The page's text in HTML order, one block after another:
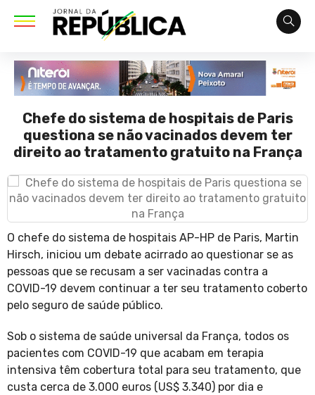
Chefe do sistema de hospitais de Paris
questiona se não vacinados devem ter
direito ao tratamento gratuito na França
O chefe do sistema de hospitais AP-HP de Paris, Martin
Hirsch, iniciou um debate acirrado ao questionar se as
pessoas que se recusam a ser vacinadas contra a
COVID-19 devem continuar a ter seu tratamento coberto
pelo seguro de saúde público.
Sob o sistema de saúde universal da França, todos os
pacientes com COVID-19 que acabam em terapia
intensiva têm cobertura total para seu tratamento, que
custa cerca de 3.000 euros (US$ 3.340) por dia e